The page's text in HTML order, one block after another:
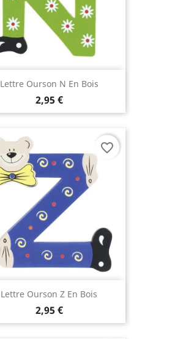
(3 avis)
Lettre Ourson N En Bois
2,95 €
Lettre Ourson Z En Bois
2,95 €
favorite_border